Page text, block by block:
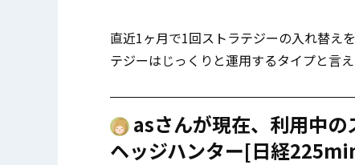
直近1ヶ月で1回ストラテジーの入れ替え
テジーはじっくりと運用するタイプと言え
asさんが現在、利用中の
ヘッジハンター[日経